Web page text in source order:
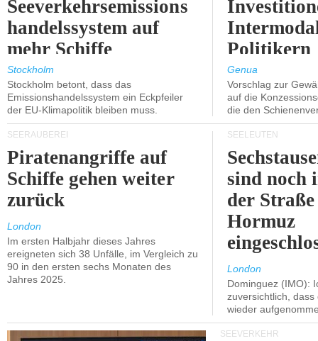
Seeverkehrsemissions
handelssystem auf
mehr Schiffe
ausgeweitet wird.
Stockholm
Stockholm betont, dass das
Emissionshandelssystem ein Eckpfeiler
der EU-Klimapolitik bleiben muss.
Politikern
Genua
Vorschlag zur
auf die
die den
SEERÄUBEREI
Piratenangriffe auf
Schiffe gehen weiter
zurück
London
Im ersten Halbjahr dieses Jahres
ereigneten sich 38 Unfälle, im Vergleich zu
90 in den ersten sechs Monaten des
Jahres 2025.
SEELEUTEN
sind noch
der
Hormuz
London
Dominguez (IMO):
zuversichtlich,
wieder
SEEVERKEHR